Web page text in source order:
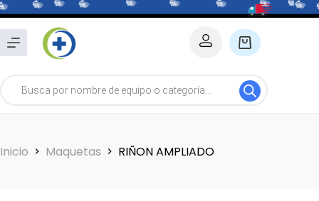
Saltar
al
contenido
Carro
compra
Inicio Maquetas RIÑON AMPLIADO